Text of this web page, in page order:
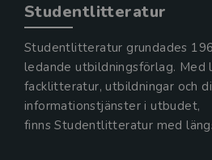
Studentlitteratur
Studentlitteratur grundades
ledande utbildningsförlag. Med
facklitteratur, utbildningar och
informationstjänster i utbudet,
finns Studentlitteratur med